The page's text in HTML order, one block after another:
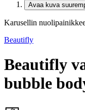
Avaa kuva
Karusellin
Beautifly
Beautifly
bubble